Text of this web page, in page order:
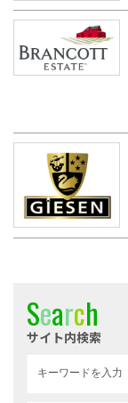
Search
サイト内検索